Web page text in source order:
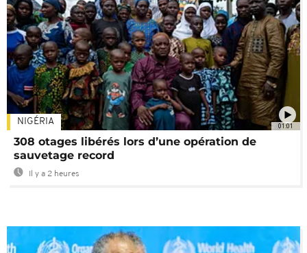
01:01
NIGÉRIA
308 otages libérés lors d’une opération de
sauvetage record
Il y a 2 heures